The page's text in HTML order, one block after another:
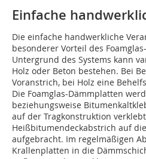
Einfache
Die einfache handwerkliche
besonderer Vorteil des
Untergrund des Systems kann
Holz oder Beton bestehen. Bei
Voranstrich, bei Holz eine
Die Foamglas-Dämmplatten
beziehungsweise
auf der Tragkonstruktion
Heißbitumendeckabstrich auf
aufgebracht. Im regelmäßigen
Krallenplatten in die